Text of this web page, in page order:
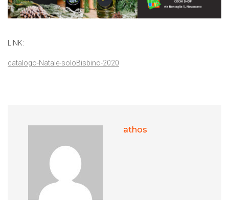
LINK:
catalogo-Natale-soloBisbino-2020
athos